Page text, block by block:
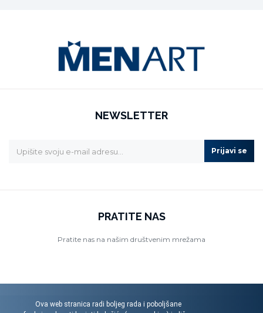
NEWSLETTER
Prijavi se
PRATITE NAS
Pratite nas na našim društvenim mrežama
Ova web stranica radi boljeg rada i poboljšane